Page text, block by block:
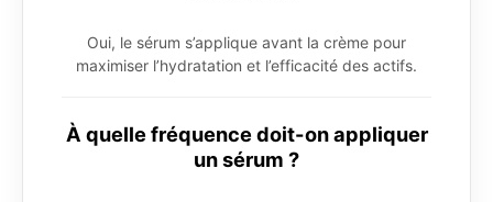
Oui, le sérum s’applique avant la crème pour
maximiser l’hydratation et l’efficacité des actifs.
À quelle fréquence doit-on appliquer
un sérum ?